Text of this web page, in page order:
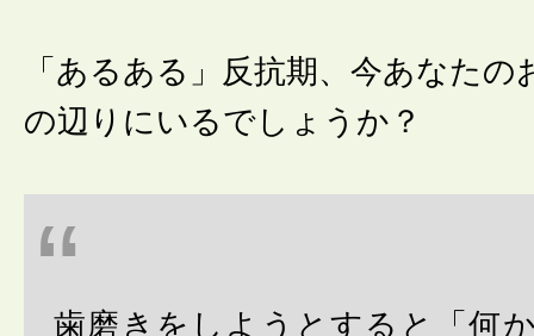
「あるある」反抗期、今あなたの
の辺りにいるでしょうか？
歯磨きをしようとすると「何